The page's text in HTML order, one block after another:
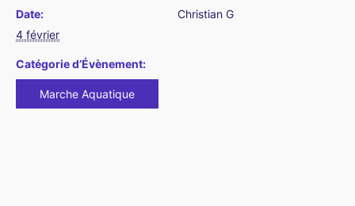
Date:
4 février
Catégorie d’Évènement:
Marche Aquatique
Christian G